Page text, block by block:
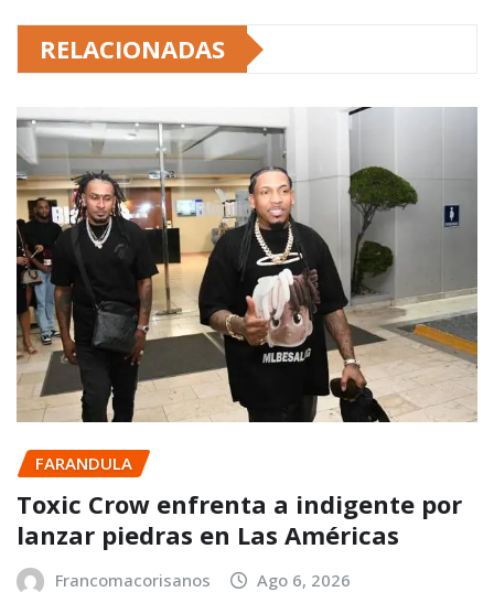
RELACIONADAS
FARANDULA
Toxic Crow enfrenta a indigente por
lanzar piedras en Las Américas
Francomacorisanos Ago 6, 2026